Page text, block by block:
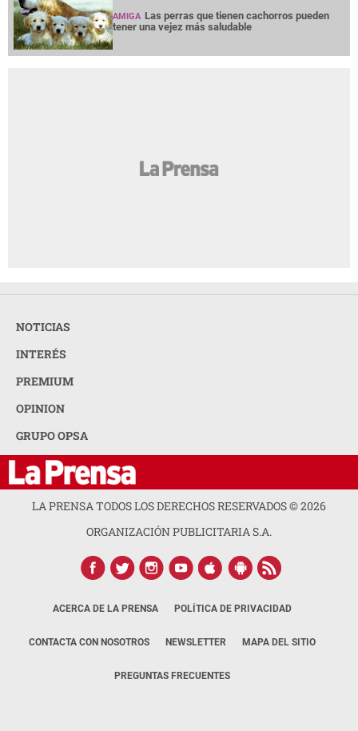
AMIGA Las perras que tienen cachorros pueden
tener una vejez más saludable
NOTICIAS
INTERÉS
PREMIUM
OPINION
GRUPO OPSA
LA PRENSA TODOS LOS DERECHOS RESERVADOS ©2026
ORGANIZACIÓN PUBLICITARIA S.A.
ACERCA DE LA PRENSA POLÍTICA DE PRIVACIDAD
CONTACTA CON NOSOTROS NEWSLETTER MAPA DEL SITIO
PREGUNTAS FRECUENTES